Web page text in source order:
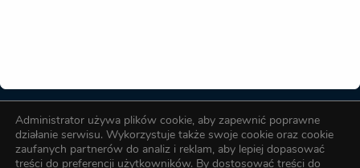
Biuro OIRP
Administrator używa plików cookie, aby zapewnić poprawne
działanie serwisu. Wykorzystuje także swoje cookie oraz cookie
zaufanych partnerów do analiz i reklam, aby lepiej dopasować
treści do preferencji użytkowników. By dostosować treści do